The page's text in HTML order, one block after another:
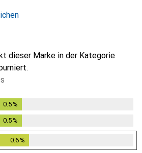
dieser Marke in der Kategorie
0.5 %
0.5 %
0.6 %